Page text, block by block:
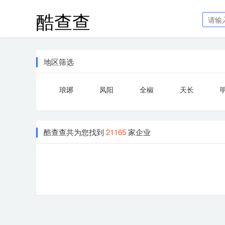
酷查查
地区筛选
琅琊 凤阳 全椒 天长
酷查查共为您找到 21165家企业